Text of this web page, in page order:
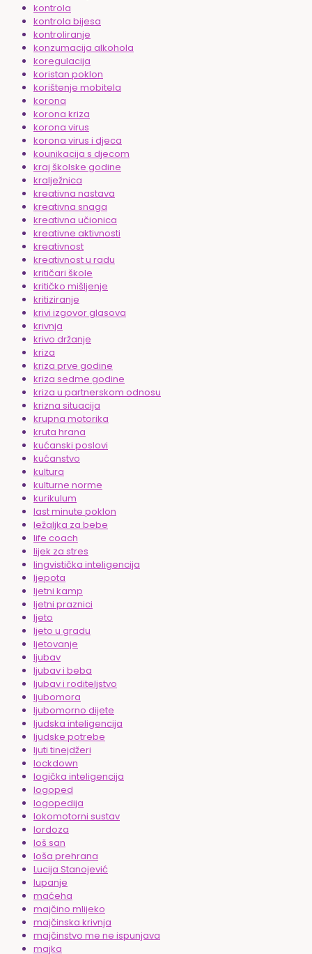
kontrola
kontrola bijesa
kontroliranje
konzumacija alkohola
koregulacija
koristan poklon
korištenje mobitela
korona
korona kriza
korona virus
korona virus i djeca
kounikacija s djecom
kraj školske godine
kralježnica
kreativna nastava
kreativna snaga
kreativna učionica
kreativne aktivnosti
kreativnost
kreativnost u radu
kritičari škole
kritičko mišljenje
kritiziranje
krivi izgovor glasova
krivnja
krivo držanje
kriza
kriza prve godine
kriza sedme godine
kriza u partnerskom odnosu
krizna situacija
krupna motorika
kruta hrana
kućanski poslovi
kućanstvo
kultura
kulturne norme
kurikulum
last minute poklon
ležaljka za bebe
life coach
lijek za stres
lingvistička inteligencija
ljepota
ljetni kamp
ljetni praznici
ljeto
ljeto u gradu
ljetovanje
ljubav
ljubav i beba
ljubav i roditeljstvo
ljubomora
ljubomorno dijete
ljudska inteligencija
ljudske potrebe
ljuti tinejdžeri
lockdown
logička inteligencija
logoped
logopedija
lokomotorni sustav
lordoza
loš san
loša prehrana
Lucija Stanojević
lupanje
maćeha
majčino mlijeko
majčinska krivnja
majčinstvo me ne ispunjava
majka